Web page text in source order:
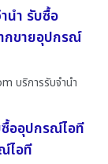
นำ รับซื้อ
กขายอุปกรณ์
บริการรับจำนำ
ออุปกรณ์ไอที
ไอที